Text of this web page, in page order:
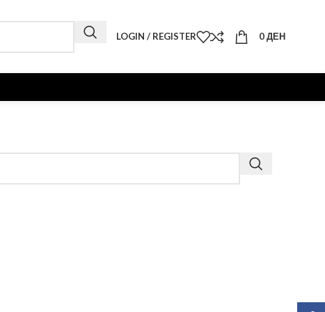
LOGIN / REGISTER 0ДЕН